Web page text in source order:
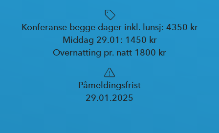
Konferanse begge dager inkl. lunsj: 4350 kr
Middag 29.01: 1450 kr
Overnatting pr. natt 1800 kr
Påmeldingsfrist
29.01.2025